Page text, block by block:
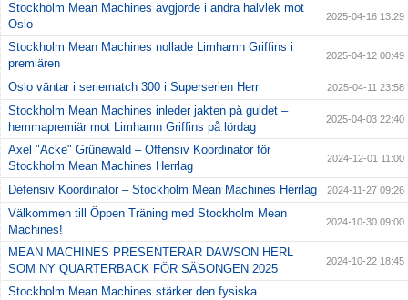
Stockholm Mean Machines avgjorde i andra halvlek mot
Oslo
2025-04-16 13:29
Stockholm Mean Machines nollade Limhamn Griffins i
premiären
2025-04-12 00:49
Oslo väntar i seriematch 300 i Superserien Herr 2025-04-11 23:58
Stockholm Mean Machines inleder jakten på guldet –
hemmapremiär mot Limhamn Griffins på lördag
2025-04-03 22:40
Axel "Acke" Grünewald – Offensiv Koordinator för
Stockholm Mean Machines Herrlag
2024-12-01 11:00
Defensiv Koordinator – Stockholm Mean Machines Herrlag 2024-11-27 09:26
Välkommen till Öppen Träning med Stockholm Mean
Machines!
2024-10-30 09:00
MEAN MACHINES PRESENTERAR DAWSON HERL
SOM NY QUARTERBACK FÖR SÄSONGEN 2025
2024-10-22 18:45
Stockholm Mean Machines stärker den fysiska